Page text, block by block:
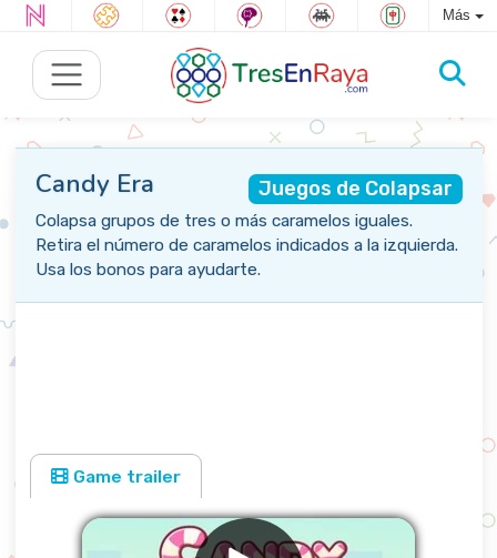
Más
Juegos de Colapsar
Candy Era
Colapsa grupos de tres o más caramelos iguales.
Retira el número de caramelos indicados a la izquierda.
Usa los bonos para ayudarte.
Game trailer